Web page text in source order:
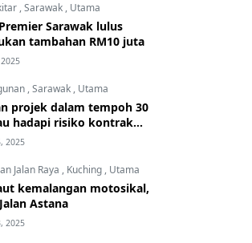
,Sarawak , Utama
Sarawak lulus
tambahan RM10 juta
,Sarawak , Utama
projek dalam tempoh 30
hadapi risiko kontrak
2025
Jalan Raya , Kuching , Utama
kemalangan motosikal,
Astana
2025